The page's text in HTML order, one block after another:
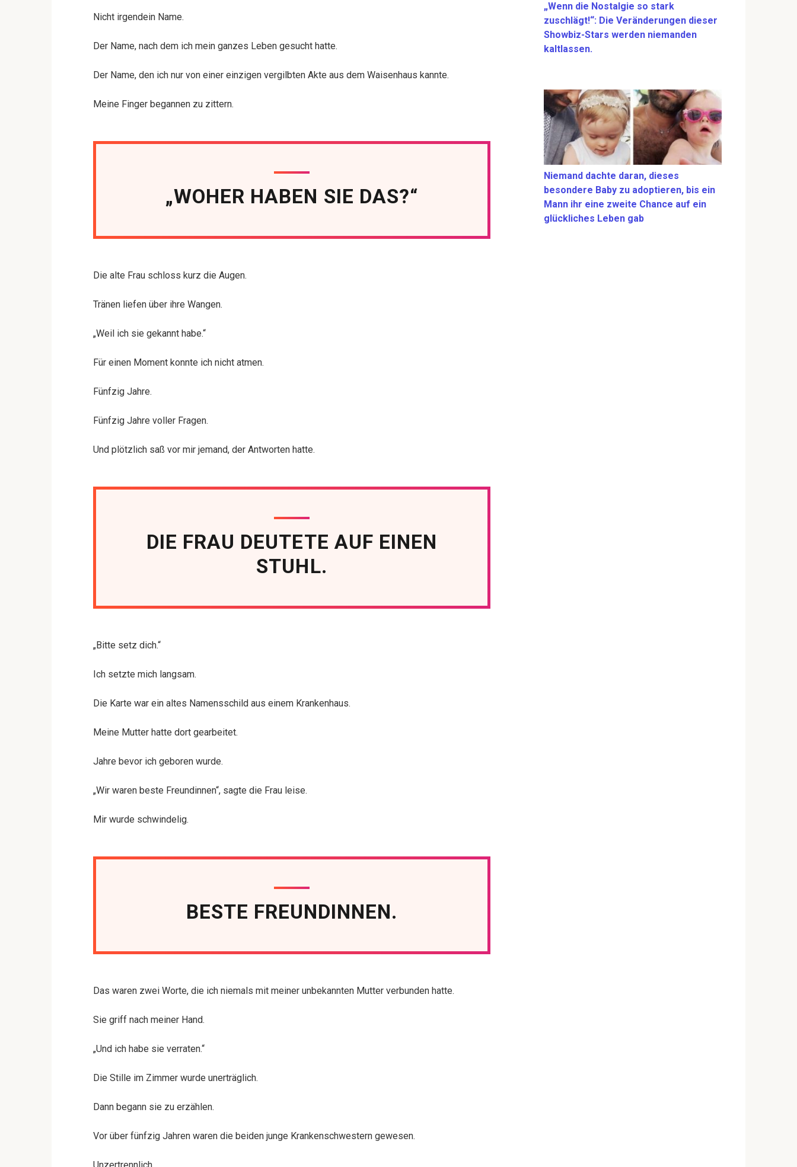
Nicht irgendein Name.
Der Name, nach dem ich mein ganzes Leben gesucht hatte.
Der Name, den ich nur von einer einzigen vergilbten Akte aus dem Waisenhaus kannte.
Meine Finger begannen zu zittern.
„WOHER HABEN SIE DAS?“
Die alte Frau schloss kurz die Augen.
Tränen liefen über ihre Wangen.
„Weil ich sie gekannt habe.“
Für einen Moment konnte ich nicht atmen.
Fünfzig Jahre.
Fünfzig Jahre voller Fragen.
Und plötzlich saß vor mir jemand, der Antworten hatte.
DIE FRAU DEUTETE AUF EINEN
STUHL.
„Bitte setz dich.“
Ich setzte mich langsam.
Die Karte war ein altes Namensschild aus einem Krankenhaus.
Meine Mutter hatte dort gearbeitet.
Jahre bevor ich geboren wurde.
„Wir waren beste Freundinnen“, sagte die Frau leise.
Mir wurde schwindelig.
BESTE FREUNDINNEN.
Das waren zwei Worte, die ich niemals mit meiner unbekannten Mutter verbunden hatte.
Sie griff nach meiner Hand.
„Und ich habe sie verraten.“
Die Stille im Zimmer wurde unerträglich.
Dann begann sie zu erzählen.
Vor über fünfzig Jahren waren die beiden junge Krankenschwestern gewesen.
„Wenn die Nostalgie so stark
zuschlägt!“: Die Veränderungen dieser
Showbiz-Stars werden niemanden
kaltlassen.
Niemand dachte daran, dieses
besondere Baby zu adoptieren, bis ein
Mann ihr eine zweite Chance auf ein
glückliches Leben gab